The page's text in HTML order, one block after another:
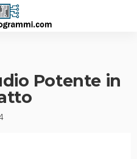
Potente in